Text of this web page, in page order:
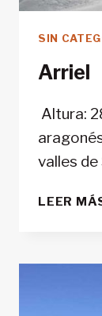
SIN
Arriel
Altura:
valles
LEER